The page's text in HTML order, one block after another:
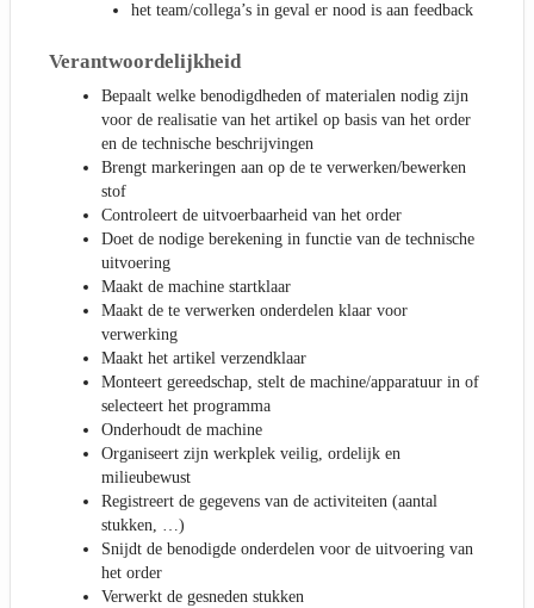
het team/collega’s in geval er nood is aan feedback
Verantwoordelijkheid
Bepaalt welke benodigdheden of materialen nodig zijn
voor de realisatie van het artikel op basis van het order
en de technische beschrijvingen
Brengt markeringen aan op de te verwerken/bewerken
stof
Controleert de uitvoerbaarheid van het order
Doet de nodige berekening in functie van de technische
uitvoering
Maakt de machine startklaar
Maakt de te verwerken onderdelen klaar voor
verwerking
Maakt het artikel verzendklaar
Monteert gereedschap, stelt de machine/apparatuur in of
selecteert het programma
Onderhoudt de machine
Organiseert zijn werkplek veilig, ordelijk en
milieubewust
Registreert de gegevens van de activiteiten (aantal
stukken, …)
Snijdt de benodigde onderdelen voor de uitvoering van
het order
Verwerkt de gesneden stukken